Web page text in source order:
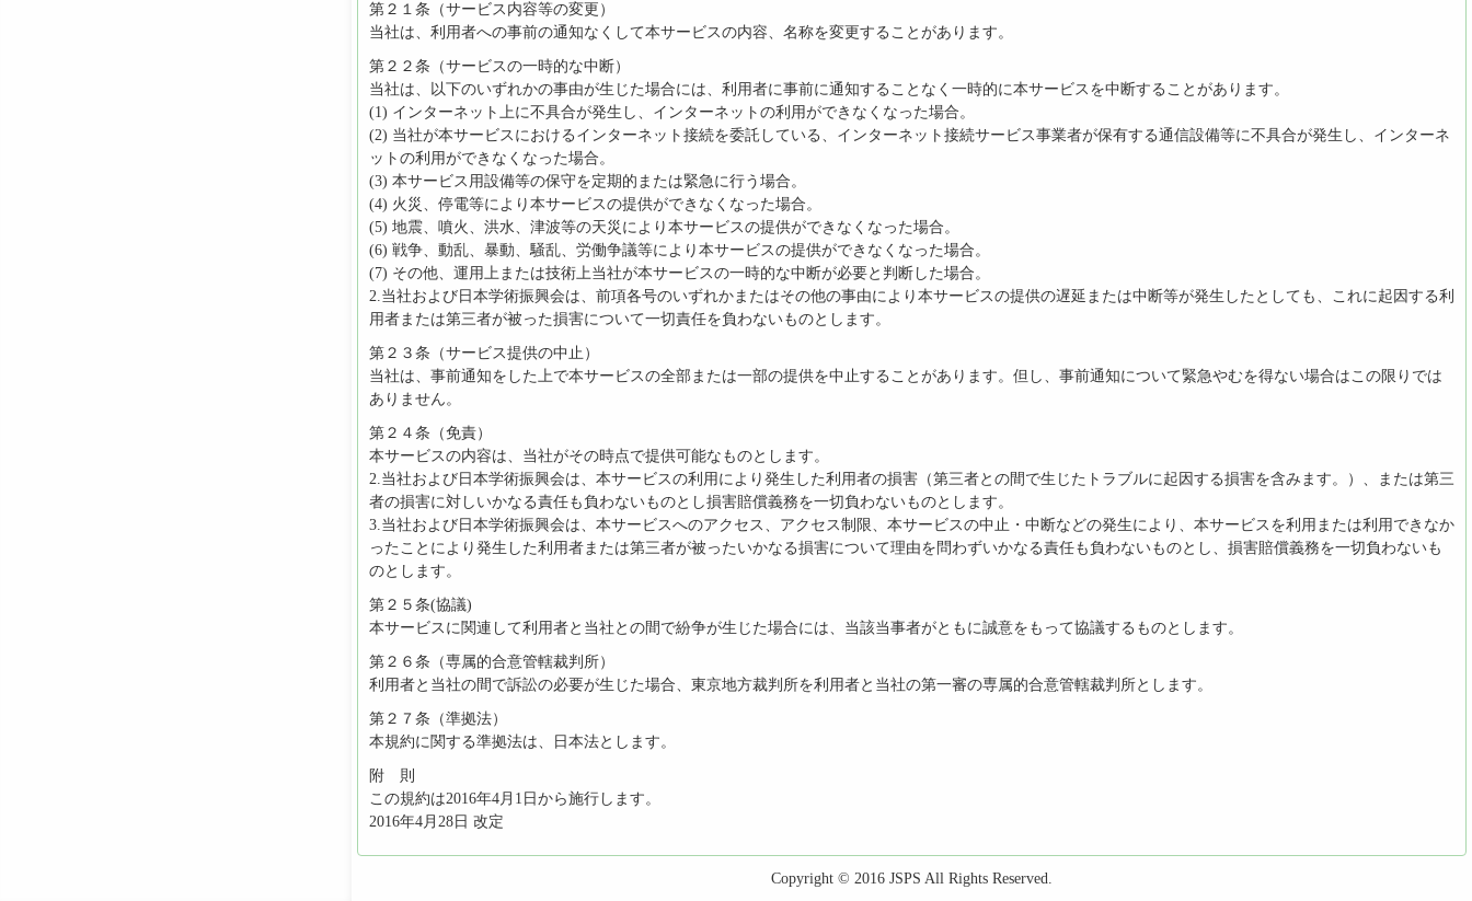
第２１条（サービス内容等の変更）
当社は、利用者への事前の通知なくして本サービスの内容、名称を変更することがあります。
第２２条（サービスの一時的な中断）
当社は、以下のいずれかの事由が生じた場合には、利用者に事前に通知することなく一時的に本サービスを中断することがあります。
(1) インターネット上に不具合が発生し、インターネットの利用ができなくなった場合。
(2) 当社が本サービスにおけるインターネット接続を委託している、インターネット接続サービス事業者が保有する通信設備等に不具合が発生し、インターネ
ットの利用ができなくなった場合。
(3) 本サービス用設備等の保守を定期的または緊急に行う場合。
(4) 火災、停電等により本サービスの提供ができなくなった場合。
(5) 地震、噴火、洪水、津波等の天災により本サービスの提供ができなくなった場合。
(6) 戦争、動乱、暴動、騒乱、労働争議等により本サービスの提供ができなくなった場合。
(7) その他、運用上または技術上当社が本サービスの一時的な中断が必要と判断した場合。
2.当社および日本学術振興会は、前項各号のいずれかまたはその他の事由により本サービスの提供の遅延または中断等が発生したとしても、これに起因する利
用者または第三者が被った損害について一切責任を負わないものとします。
第２３条（サービス提供の中止）
当社は、事前通知をした上で本サービスの全部または一部の提供を中止することがあります。但し、事前通知について緊急やむを得ない場合はこの限りでは
ありません。
第２４条（免責）
本サービスの内容は、当社がその時点で提供可能なものとします。
2.当社および日本学術振興会は、本サービスの利用により発生した利用者の損害（第三者との間で生じたトラブルに起因する損害を含みます。）、または第三
者の損害に対しいかなる責任も負わないものとし損害賠償義務を一切負わないものとします。
3.当社および日本学術振興会は、本サービスへのアクセス、アクセス制限、本サービスの中止・中断などの発生により、本サービスを利用または利用できなか
ったことにより発生した利用者または第三者が被ったいかなる損害について理由を問わずいかなる責任も負わないものとし、損害賠償義務を一切負わないも
のとします。
第２５条(協議)
本サービスに関連して利用者と当社との間で紛争が生じた場合には、当該当事者がともに誠意をもって協議するものとします。
第２６条（専属的合意管轄裁判所）
利用者と当社の間で訴訟の必要が生じた場合、東京地方裁判所を利用者と当社の第一審の専属的合意管轄裁判所とします。
第２７条（準拠法）
本規約に関する準拠法は、日本法とします。
附 則
この規約は2016年4月1日から施行します。
2016年4月28日 改定
Copyright © 2016 JSPS All Rights Reserved.